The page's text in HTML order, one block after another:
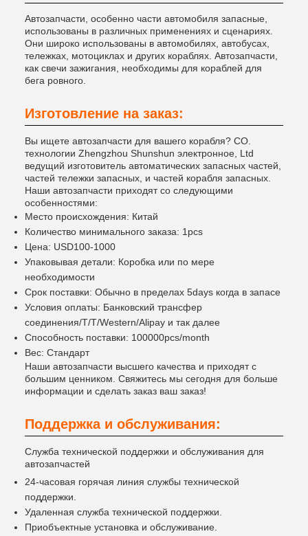
Автозапчасти, особенно части автомобиля запасные,
использованы в различных применениях и сценариях.
Они широко использованы в автомобилях, автобусах,
тележках, мотоциклах и других кораблях. Автозапчасти,
как свечи зажигания, необходимы для кораблей для
бега ровного.
Изготовление на заказ:
Вы ищете автозапчасти для вашего корабля? CO.
технологии Zhengzhou Shunshun электронное, Ltd
ведущий изготовитель автоматических запасных частей,
частей тележки запасных, и частей корабля запасных.
Наши автозапчасти приходят со следующими
особенностями:
Место происхождения: Китай
Количество минимального заказа: 1pcs
Цена: USD100-1000
Упаковывая детали: Коробка или по мере
необходимости
Срок поставки: Обычно в пределах 5days когда в запасе
Условия оплаты: Банковский трансфер
соединения/T/T/Western/Alipay и так далее
Способность поставки: 100000pcs/month
Вес: Стандарт
Наши автозапчасти высшего качества и приходят с
большим ценником. Свяжитесь мы сегодня для больше
информации и сделать заказ ваш заказ!
Поддержка и обслуживания:
Служба технической поддержки и обслуживания для
автозапчастей
24-часовая горячая линия службы технической
поддержки.
Удаленная служба технической поддержки.
Приобъектные установка и обслуживание.